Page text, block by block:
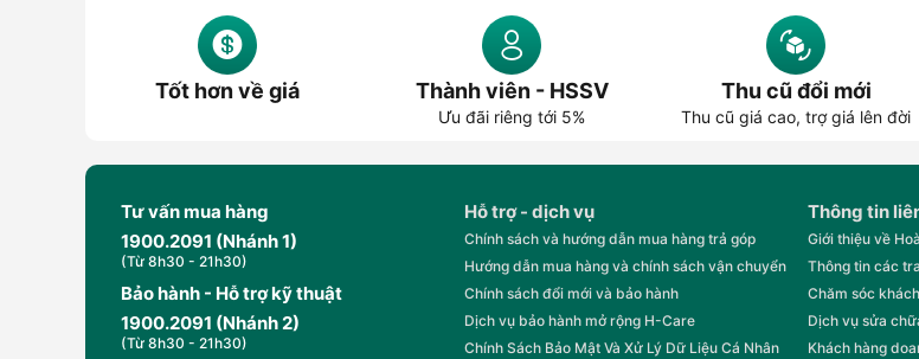
Tốt hơn về giá Thành viên - HSSV
Ưu đãi riêng tới 5%
Thu cũ đổi mới
Thu cũ giá cao, trợ giá lên đời
Tư vấn mua hàng
1900.2091 (Nhánh 1)
(Từ 8h30 - 21h30)
Bảo hành - Hỗ trợ kỹ thuật
1900.2091 (Nhánh 2)
(Từ 8h30 - 21h30)
Hỗ trợ - dịch vụ
Chính sách và hướng dẫn mua hàng trả góp
Hướng dẫn mua hàng và chính sách vận chuyển
Chính sách đổi mới và bảo hành
Dịch vụ bảo hành mở rộng H-Care
Chính Sách Bảo Mật Và Xử Lý Dữ Liệu Cá Nhân
Thông tin
Giới thiệu về
Thông tin các
Chăm sóc
Dịch vụ sửa
Khách hàng